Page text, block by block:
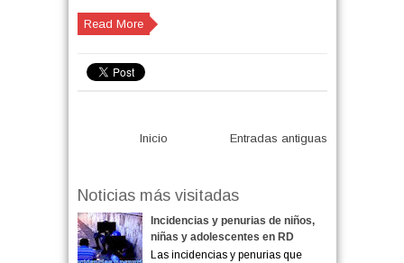
Read More
Entradas antiguas
Inicio
Noticias más visitadas
Incidencias y penurias de niños,
niñas y adolescentes en RD
Las incidencias y penurias que